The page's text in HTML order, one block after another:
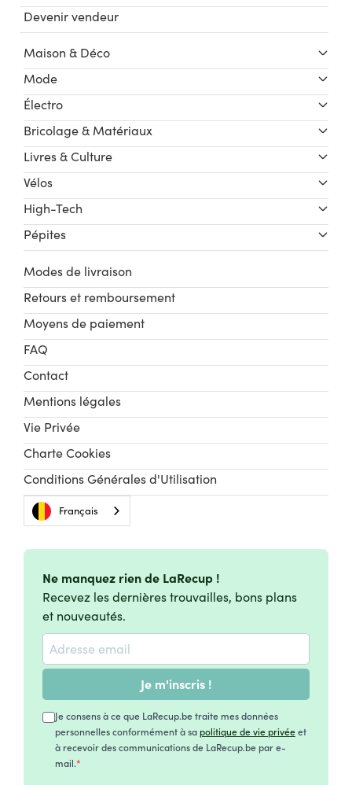
Devenir vendeur
Maison & Déco
Mode
Électro
Bricolage & Matériaux
Livres & Culture
Vélos
High-Tech
Pépites
Modes de livraison
Retours et remboursement
Moyens de paiement
FAQ
Contact
Mentions légales
Vie Privée
Charte Cookies
Conditions Générales d'Utilisation
Français
Ne manquez rien de LaRecup !
Recevez les dernières trouvailles, bons plans
et nouveautés.
Je m'inscris !
Je consens à ce que LaRecup.be traite mes données
personnelles conformément à sapolitique de vie privéeet
à recevoir des communications de LaRecup.be par e-
mail.